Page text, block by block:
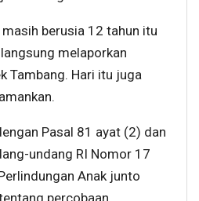
berusia 12 tahun itu
melaporkan
Tambang. Hari itu juga
Pasal 81 ayat (2) dan
undang RI Nomor 17
Anak junto